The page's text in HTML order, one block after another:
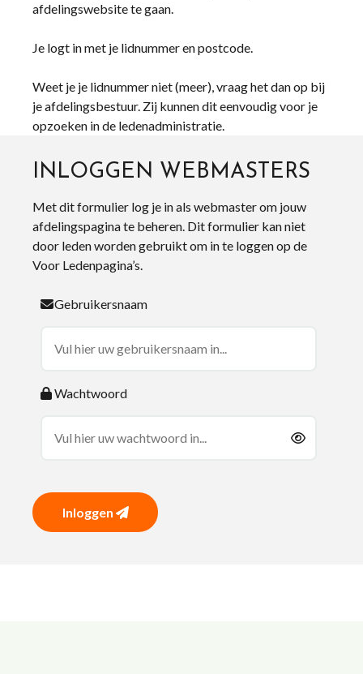
afdelingswebsite te gaan.
Je logt in met je lidnummer en postcode.
Weet je je lidnummer niet (meer), vraag het dan op bij
je afdelingsbestuur. Zij kunnen dit eenvoudig voor je
opzoeken in de ledenadministratie.
INLOGGEN WEBMASTERS
Met dit formulier log je in als webmaster om jouw
afdelingspagina te beheren. Dit formulier kan niet
door leden worden gebruikt om in te loggen op de
Voor Ledenpagina’s.
Gebruikersnaam
Wachtwoord
Inloggen